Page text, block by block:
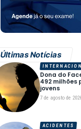
Últimas Notícias
Dona do
492 milhões
jovens
7 de agosto de
ACIDENTES